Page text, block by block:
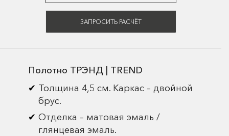
ЗАПРОСИТЬ РАСЧЁТ
Полотно ТРЭНД | TREND
Толщина 4,5 см. Каркас – двойной
брус.
Отделка – матовая эмаль /
глянцевая эмаль.